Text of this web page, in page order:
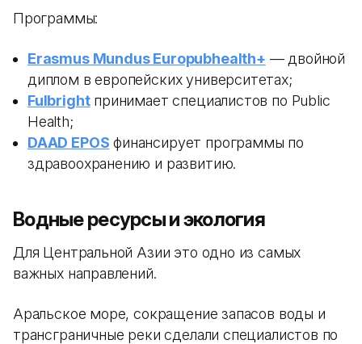
Программы:
Erasmus Mundus Europubhealth+ — двойной
диплом в европейских университетах;
Fulbrightпринимает специалистов по Public
Health;
DAAD EPOS финансирует программы по
здравоохранению и развитию.
Водные ресурсы и экология
Для Центральной Азии это одно из самых
важных направлений.
Аральское море, сокращение запасов воды и
трансграничные реки сделали специалистов по